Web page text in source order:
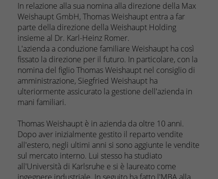
In relazione alla sua nomina alla direzione della Max
Weishaupt GmbH, Thomas Weishaupt entra a far
parte della direzione della Weishaupt Holding
insieme al Dr. Karl-Heinz Romer.
L'azienda a conduzione familiare Weishaupt ha così
fissato la direzione per il futuro. In particolare, con la
nomina del figlio Thomas Weishaupt nel consiglio di
amministrazione, Siegfried Weishaupt ha
ulteriormente assicurato la gestione dell'azienda in
mani familiari.
Thomas Weishaupt è in azienda da oltre 10 anni.
Dopo aver inizialmente gestito il reparto vendite
all'estero, negli ultimi anni si sono aggiunte le vendite
sul mercato interno. Lui stesso ha studiato
all'Università di Karlsruhe e si è laureato come